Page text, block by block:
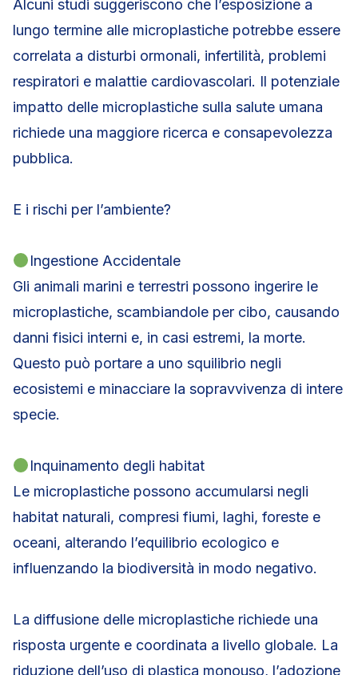
Alcuni studi suggeriscono che l’esposizione a
lungo termine alle microplastiche potrebbe essere
correlata a disturbi ormonali, infertilità, problemi
respiratori e malattie cardiovascolari. Il potenziale
impatto delle microplastiche sulla salute umana
richiede una maggiore ricerca e consapevolezza
pubblica.
E i rischi per l’ambiente?
Ingestione Accidentale
Gli animali marini e terrestri possono ingerire le
microplastiche, scambiandole per cibo, causando
danni fisici interni e, in casi estremi, la morte.
Questo può portare a uno squilibrio negli
ecosistemi e minacciare la sopravvivenza di intere
specie.
Inquinamento degli habitat
Le microplastiche possono accumularsi negli
habitat naturali, compresi fiumi, laghi, foreste e
oceani, alterando l’equilibrio ecologico e
influenzando la biodiversità in modo negativo.
La diffusione delle microplastiche richiede una
risposta urgente e coordinata a livello globale. La
riduzione dell’uso di plastica monouso, l’adozione